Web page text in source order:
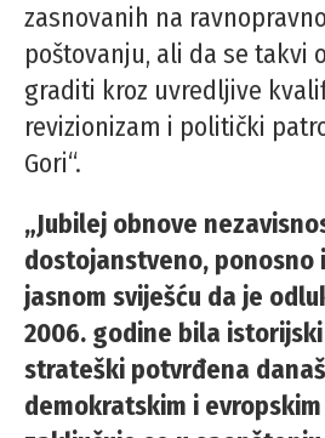
zasnovanih na
poštovanju, ali da se takvi
graditi kroz uvredljive
revizionizam i politički
Gori“.
„Jubilej obnove
dostojanstveno, ponosno
jasnom sviješću da je
2006. godine bila
strateški potvrđena
demokratskim i